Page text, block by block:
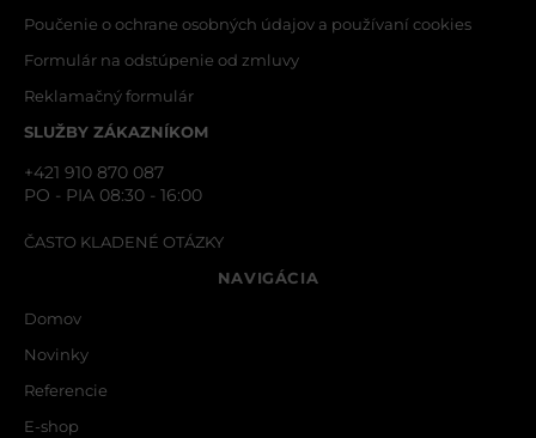
Poučenie o ochrane osobných údajov a používaní cookies
Formulár na odstúpenie od zmluvy
Reklamačný formulár
SLUŽBY ZÁKAZNÍKOM
+421 910 870 087
PO - PIA 08:30 - 16:00
ČASTO KLADENÉ OTÁZKY
NAVIGÁCIA
Domov
Novinky
Referencie
E-shop